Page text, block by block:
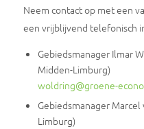
Neem contact op met een
een vrijblijvend telefonisch
Gebiedsmanager Ilmar
Midden-Limburg)
woldring@groene-
Gebiedsmanager
Limburg)